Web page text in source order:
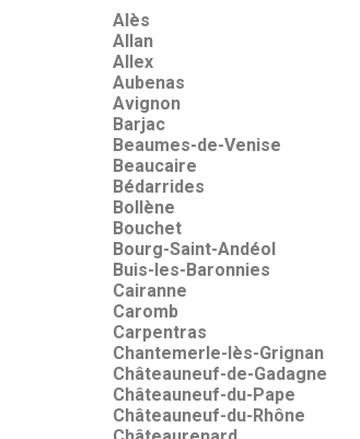
Alès
Allan
Allex
Aubenas
Avignon
Barjac
Beaumes-de-Venise
Beaucaire
Bédarrides
Bollène
Bouchet
Bourg-Saint-Andéol
Buis-les-Baronnies
Cairanne
Caromb
Carpentras
Chantemerle-lès-Grignan
Châteauneuf-de-Gadagne
Châteauneuf-du-Pape
Châteauneuf-du-Rhône